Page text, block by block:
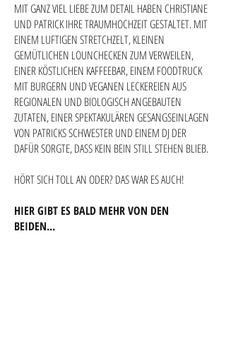
MIT GANZ VIEL LIEBE ZUM DETAIL HABEN CHRISTIANE
UND PATRICK IHRE TRAUMHOCHZEIT GESTALTET. MIT
EINEM LUFTIGEN STRETCHZELT, KLEINEN
GEMÜTLICHEN LOUNCHECKEN ZUM VERWEILEN,
EINER KÖSTLICHEN KAFFEEBAR, EINEM FOODTRUCK
MIT BURGERN UND VEGANEN LECKEREIEN AUS
REGIONALEN UND BIOLOGISCH ANGEBAUTEN
ZUTATEN, EINER SPEKTAKULÄREN GESANGSEINLAGEN
VON PATRICKS SCHWESTER UND EINEM DJ DER
DAFÜR SORGTE, DASS KEIN BEIN STILL STEHEN BLIEB.
HÖRT SICH TOLL AN ODER? DAS WAR ES AUCH!
HIER GIBT ES BALD MEHR VON DEN
BEIDEN...